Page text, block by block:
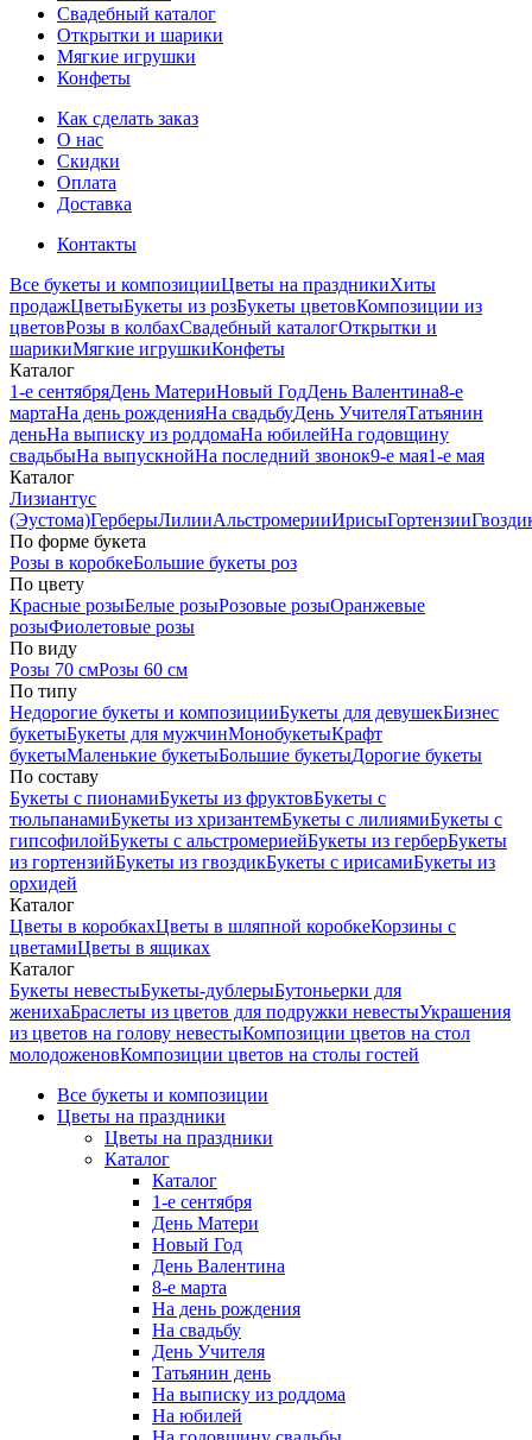
Свадебный каталог
Открытки и шарики
Мягкие игрушки
Конфеты
Как сделать заказ
О нас
Скидки
Оплата
Доставка
Контакты
Все букеты и композицииЦветы на праздникиХиты
продажЦветыБукеты из розБукеты цветовКомпозиции из
цветовРозы в колбахСвадебный каталогОткрытки и
шарикиМягкие игрушкиКонфеты
Каталог
1-е сентябряДень МатериНовый ГодДень Валентина8-е
мартаНа день рожденияНа свадьбуДень УчителяТатьянин
деньНа выписку из роддомаНа юбилейНа годовщину
свадьбыНа выпускнойНа последний звонок9-е мая1-е мая
Каталог
Лизиантус
(Эустома)ГерберыЛилииАльстромерииИрисыГортензии
По форме букета
Розы в коробкеБольшие букеты роз
По цвету
Красные розыБелые розыРозовые розыОранжевые
розыФиолетовые розы
По виду
Розы 70 смРозы 60 см
По типу
Недорогие букеты и композицииБукеты для девушекБизнес
букетыБукеты для мужчинМонобукетыКрафт
букетыМаленькие букетыБольшие букетыДорогие букеты
По составу
Букеты с пионамиБукеты из фруктовБукеты с
тюльпанамиБукеты из хризантемБукеты с лилиямиБукеты с
гипсофилойБукеты с альстромериейБукеты из герберБукеты
из гортензийБукеты из гвоздикБукеты с ирисамиБукеты из
орхидей
Каталог
Цветы в коробкахЦветы в шляпной коробкеКорзины с
цветамиЦветы в ящиках
Каталог
Букеты невестыБукеты-дублерыБутоньерки для
женихаБраслеты из цветов для подружки невестыУкрашения
из цветов на голову невестыКомпозиции цветов на стол
молодоженовКомпозиции цветов на столы гостей
Все букеты и композиции
Цветы на праздники
Цветы на праздники
Каталог
Каталог
1-е сентября
День Матери
Новый Год
День Валентина
8-е марта
На день рождения
На свадьбу
День Учителя
Татьянин день
На выписку из роддома
На юбилей